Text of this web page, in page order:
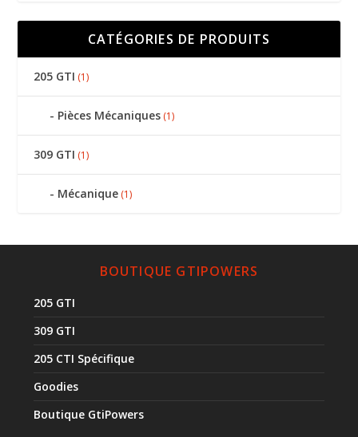
CATÉGORIES DE PRODUITS
205 GTI (1)
Pièces Mécaniques (1)
309 GTI (1)
Mécanique (1)
BOUTIQUE GTIPOWERS
205 GTI
309 GTI
205 CTI Spécifique
Goodies
Boutique GtiPowers